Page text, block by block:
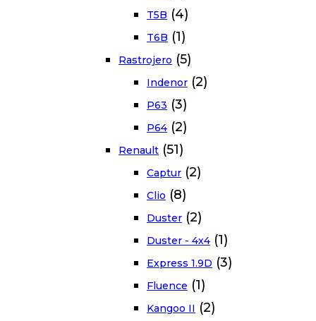
T5B (4)
T6B (1)
Rastrojero (5)
Indenor (2)
P63 (3)
P64 (2)
Renault (51)
Captur (2)
Clio (8)
Duster (2)
Duster - 4x4 (1)
Express 1.9D (3)
Fluence (1)
Kangoo II (2)